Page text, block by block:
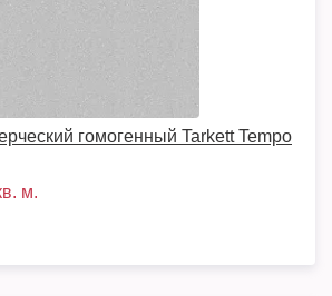
гомогенный Tarkett Tempo
м.